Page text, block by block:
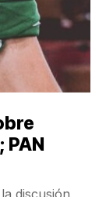
discusión